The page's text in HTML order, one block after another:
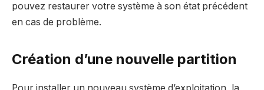
pouvez restaurer votre système à son état précédent
en cas de problème.
Création d’une nouvelle partition